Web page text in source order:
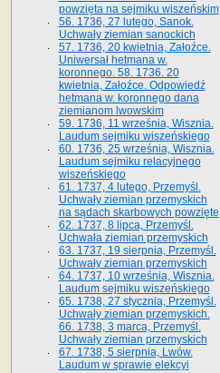
powzięta na sejmiku wiszeńskim
56. 1736, 27 lutego, Sanok.
Uchwały ziemian sanockich
57. 1736, 20 kwietnia, Załoźce.
Uniwersał hetmana w.
koronnego. 58. 1736. 20
kwietnia, Załoźce. Odpowiedź
hetmana w. koronnego dana
ziemianom lwowskim
59. 1736, 11 września, Wisznia.
Laudum sejmiku wiszeńskiego
60. 1736, 25 września, Wisznia.
Laudum sejmiku relacyjnego
wiszeńskiego
61. 1737, 4 lutego, Przemyśl.
Uchwały ziemian przemyskich
na sądach skarbowych powzięte
62. 1737, 8 lipca, Przemyśl.
Uchwała ziemian przemyskich
63. 1737, 19 sierpnia, Przemyśl.
Uchwały ziemian przemyskich
64. 1737, 10 września, Wisznia.
Laudum sejmiku wiszeńskiego
65. 1738, 27 stycznia, Przemyśl.
Uchwały ziemian przemyskich­­.
66. 1738, 3 marca, Przemyśl.
Uchwały ziemian przemyskich­
67. 1738, 5 sierpnia, Lwów.
Laudum w sprawie elekcyi